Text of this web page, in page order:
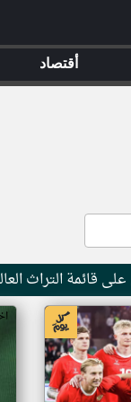
قائمة التراث
أقتصاد